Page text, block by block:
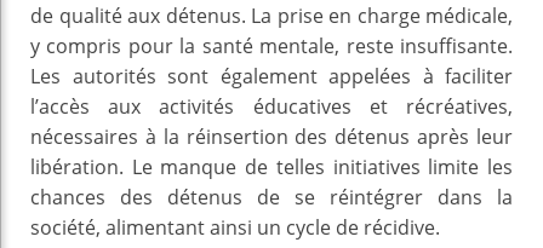
de qualité aux détenus. La prise en charge médicale,
y compris pour la santé mentale, reste insuffisante.
Les autorités sont également appelées à faciliter
l’accès aux activités éducatives et récréatives,
nécessaires à la réinsertion des détenus après leur
libération. Le manque de telles initiatives limite les
chances des détenus de se réintégrer dans la
société, alimentant ainsi un cycle de récidive.